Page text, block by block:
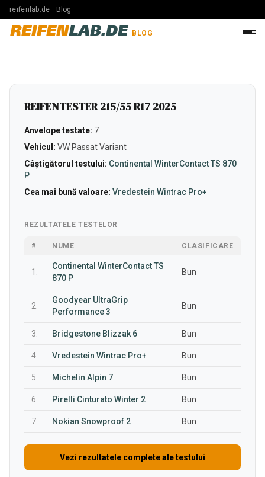
reifenlab.de · Blog
REIFENLAB.DE BLOG
REIFENTESTER 215/55 R17 2025
Anvelope testate: 7
Vehicul: VW Passat Variant
Câștigătorul testului: Continental WinterContact TS 870
P
Cea mai bună valoare: Vredestein Wintrac Pro+
REZULTATELE TESTELOR
# NUME CLASIFICARE
1.
Continental WinterContact TS
870 P
Bun
2.
Goodyear UltraGrip
Performance 3
Bun
3. Bridgestone Blizzak 6 Bun
4. Vredestein Wintrac Pro+ Bun
5. Michelin Alpin 7 Bun
6. Pirelli Cinturato Winter 2 Bun
7. Nokian Snowproof 2 Bun
Vezi rezultatele complete ale testului